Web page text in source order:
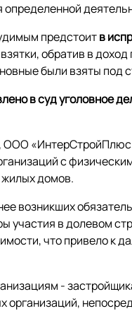
определенной
предстоитв
обратив в
были взяты под
в суд уголовное
с
жилых домов.
возникших
участия в долевом
что привело к
-
организаций,